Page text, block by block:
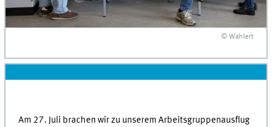
© Wahlert
Am 27. Juli brachen wir zu unserem Arbeitsgruppenausflug